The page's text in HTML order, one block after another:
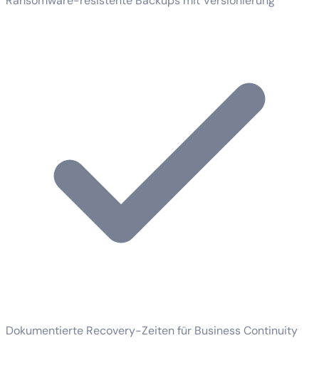
Dokumentierte Recovery-Zeiten für Business Continuity